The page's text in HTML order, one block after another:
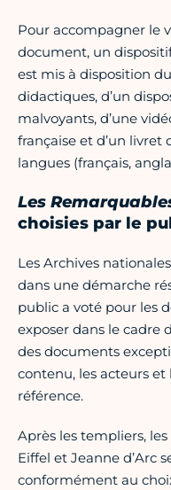
Pour accompagner le
document, un
est mis à disposition
didactiques, d’un
malvoyants, d’une
française et d’un livret
langues (français,
Les
choisies par le
Les Archives
dans une démarche
public a voté pour les
exposer dans le cadre
des documents
contenu, les acteurs
référence.
Après les templiers,
Eiffel et Jeanne d’Arc
conformément au